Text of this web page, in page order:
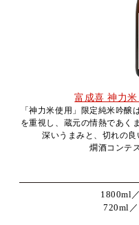
富成喜 神力
「神力米使用」限定純米吟
を重視し、蔵元の情熱であく
深いうまみと、切れの良
燗酒コンテ
1800ml
720ml／